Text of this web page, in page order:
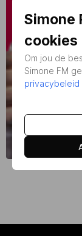
Bert Vos
Simone
cookies
Om jou de
Simone FM
privacybeleid